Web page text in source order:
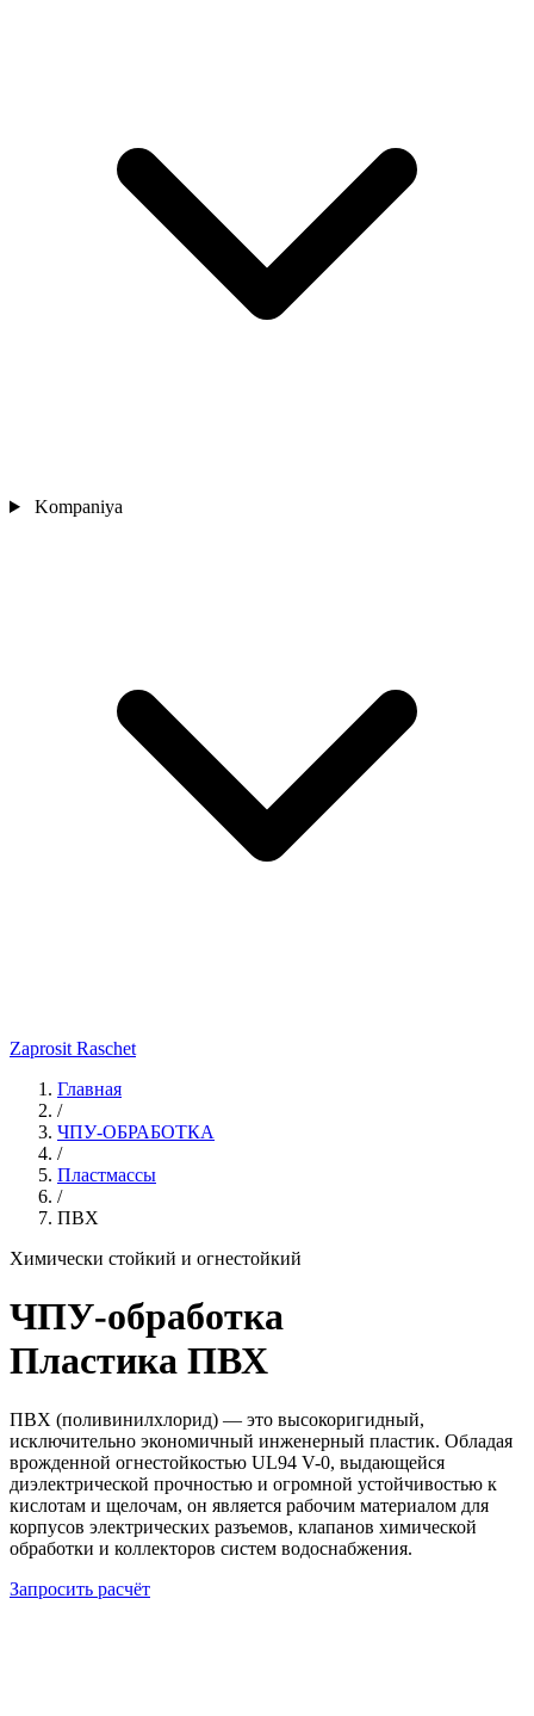
Kompaniya
Zaprosit Raschet
Главная
/
ЧПУ-ОБРАБОТКА
/
Пластмассы
/
ПВХ
Химически стойкий и огнестойкий
ЧПУ-обработка
Пластика ПВХ
ПВХ (поливинилхлорид) — это высокоригидный,
исключительно экономичный инженерный пластик. Обладая
врожденной огнестойкостью UL94 V-0, выдающейся
диэлектрической прочностью и огромной устойчивостью к
кислотам и щелочам, он является рабочим материалом для
корпусов электрических разъемов, клапанов химической
обработки и коллекторов систем водоснабжения.
Запросить расчёт